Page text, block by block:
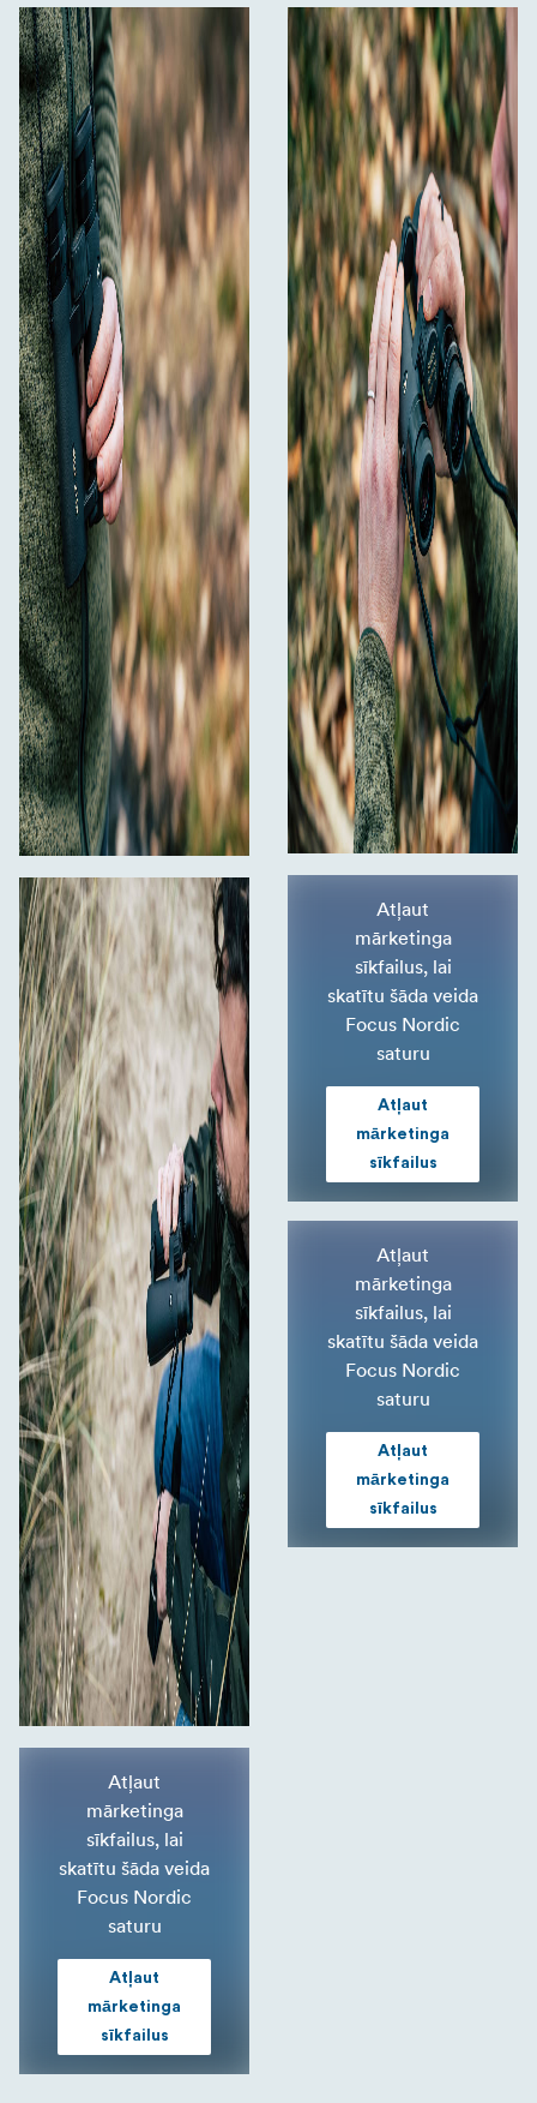
Atļaut
mārketinga
sīkfailus, lai
skatītu šāda veida
Focus Nordic
saturu
Atļaut
mārketinga
sīkfailus
Atļaut
mārketinga
sīkfailus, lai
skatītu šāda veida
Focus Nordic
saturu
Atļaut
mārketinga
sīkfailus
Atļaut
mārketinga
sīkfailus, lai
skatītu šāda veida
Focus Nordic
saturu
Atļaut
mārketinga
sīkfailus